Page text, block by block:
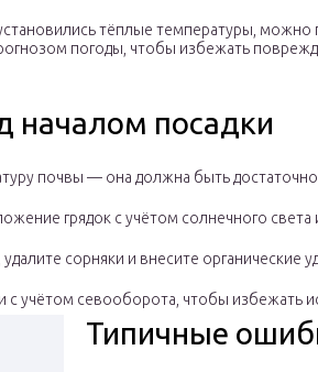
тёплые температуры, можно
погоды, чтобы избежать
началом посадки
почвы — она должна быть
грядок с учётом солнечного света
сорняки и внесите органические
с учётом севооборота, чтобы избежать
Типичные